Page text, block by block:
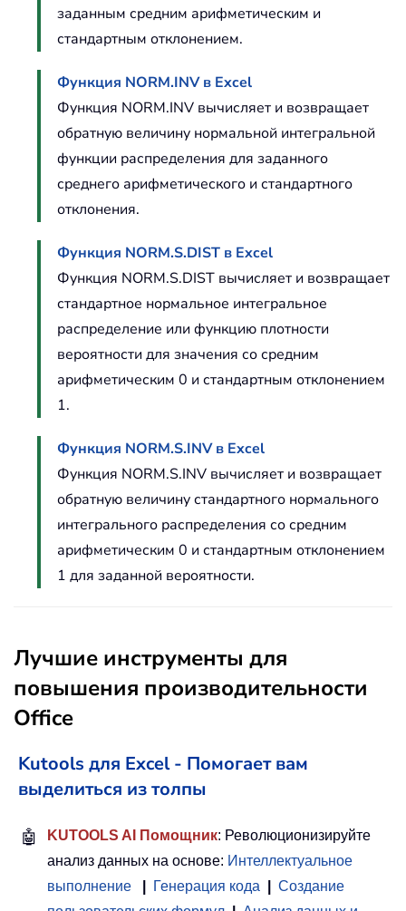
заданным средним арифметическим и
стандартным отклонением.
Функция NORM.INV в Excel
Функция NORM.INV вычисляет и возвращает
обратную величину нормальной интегральной
функции распределения для заданного
среднего арифметического и стандартного
отклонения.
Функция NORM.S.DIST в Excel
Функция NORM.S.DIST вычисляет и возвращает
стандартное нормальное интегральное
распределение или функцию плотности
вероятности для значения со средним
арифметическим 0 и стандартным отклонением
1.
Функция NORM.S.INV в Excel
Функция NORM.S.INV вычисляет и возвращает
обратную величину стандартного нормального
интегрального распределения со средним
арифметическим 0 и стандартным отклонением
1 для заданной вероятности.
Лучшие инструменты для
повышения производительности
Office
Kutools для Excel - Помогает вам
выделиться из толпы
🤖 KUTOOLS AI Помощник: Революционизируйте
анализ данных на основе: Интеллектуальное
выполнение
Генерация кода
Создание